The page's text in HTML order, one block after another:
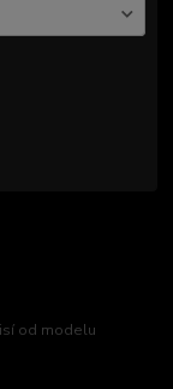
od modelu